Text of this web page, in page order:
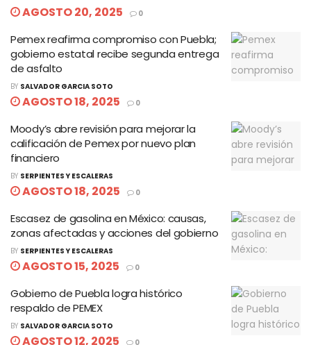
AGOSTO 20, 2025 0
Pemex reafirma compromiso con Puebla;
gobierno estatal recibe segunda entrega
de asfalto
BY SALVADOR GARCIA SOTO
AGOSTO 18, 2025 0
Moody’s abre revisión para mejorar la
calificación de Pemex por nuevo plan
financiero
BY SERPIENTES Y ESCALERAS
AGOSTO 18, 2025 0
Escasez de gasolina en México: causas,
zonas afectadas y acciones del gobierno
BY SERPIENTES Y ESCALERAS
AGOSTO 15, 2025 0
Gobierno de Puebla logra histórico
respaldo de PEMEX
BY SALVADOR GARCIA SOTO
AGOSTO 12, 2025 0